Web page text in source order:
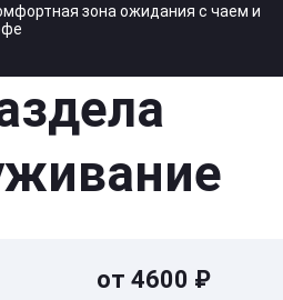
зона ожидания с чаем и
от 4600 ₽